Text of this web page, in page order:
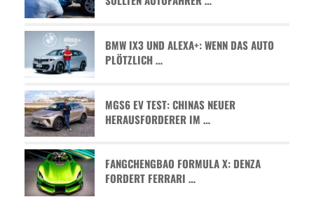
BMW IX3 UND ALEXA+: WENN DAS AUTO
PLÖTZLICH …
MGS6 EV TEST: CHINAS NEUER
HERAUSFORDERER IM …
FANGCHENGBAO FORMULA X: DENZA
FORDERT FERRARI …